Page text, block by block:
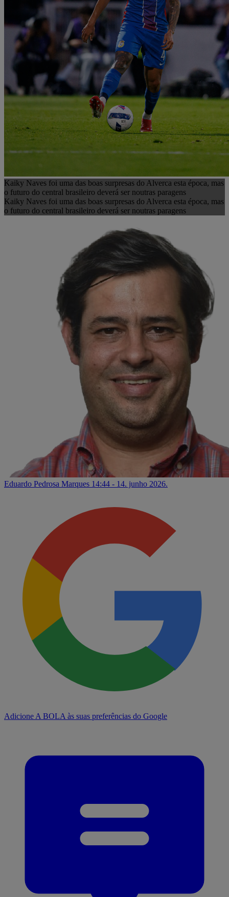
Kaiky Naves foi uma das boas surpresas do Alverca esta época, mas
o futuro do central brasileiro deverá ser noutras paragens
Kaiky Naves foi uma das boas surpresas do Alverca esta época, mas
o futuro do central brasileiro deverá ser noutras paragens
Eduardo Pedrosa Marques 14:44 - 14. junho 2026.
Adicione A BOLA às suas preferências do Google